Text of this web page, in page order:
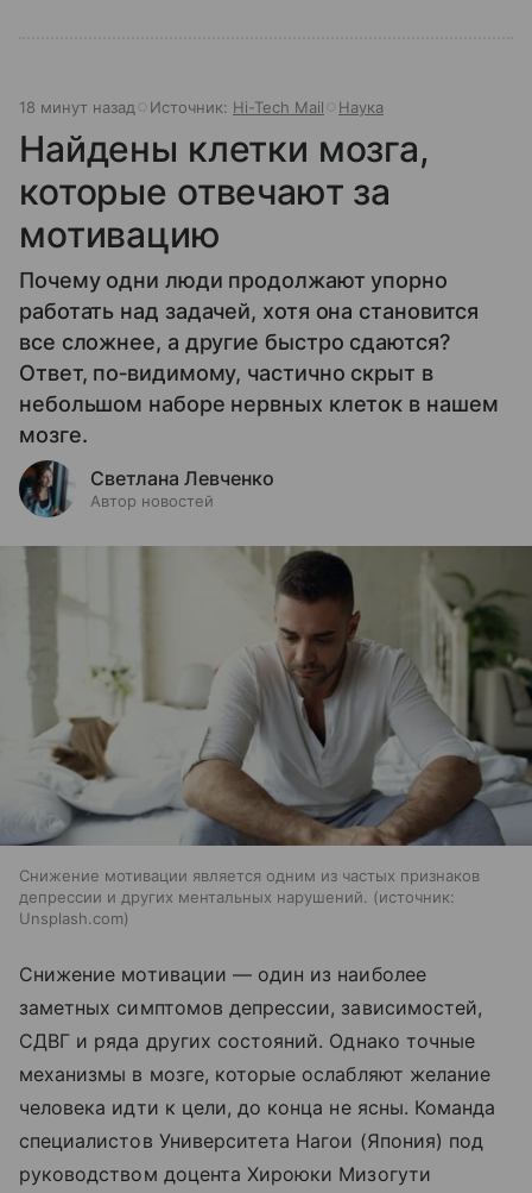
18 минут назад Источник: Hi-Tech Mail Наука
Найдены клетки мозга,
которые отвечают за
мотивацию
Почему одни люди продолжают упорно
работать над задачей, хотя она становится
все сложнее, а другие быстро сдаются?
Ответ, по‑видимому, частично скрыт в
небольшом наборе нервных клеток в нашем
мозге.
Светлана Левченко
Автор новостей
Снижение мотивации является одним из частых признаков
депрессии и других ментальных нарушений.
источник:
Unsplash.com
Снижение мотивации — один из наиболее
заметных симптомов депрессии, зависимостей,
СДВГ и ряда других состояний. Однако точные
механизмы в мозге, которые ослабляют желание
человека идти к цели, до конца не ясны. Команда
специалистов Университета Нагои (Япония) под
руководством доцента Хироюки Мизогути